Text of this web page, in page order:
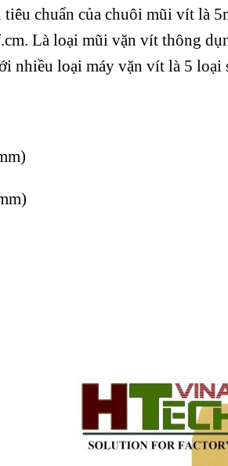
chuẩn của chuôi mũi vít là
Là loại mũi vặn vít thông
nhiều loại máy vặn vít là 5 loại